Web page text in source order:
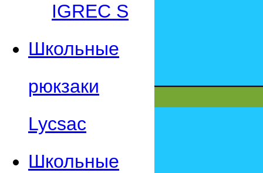
IGREC S
Школьные
рюкзаки
Lycsac
Школьные